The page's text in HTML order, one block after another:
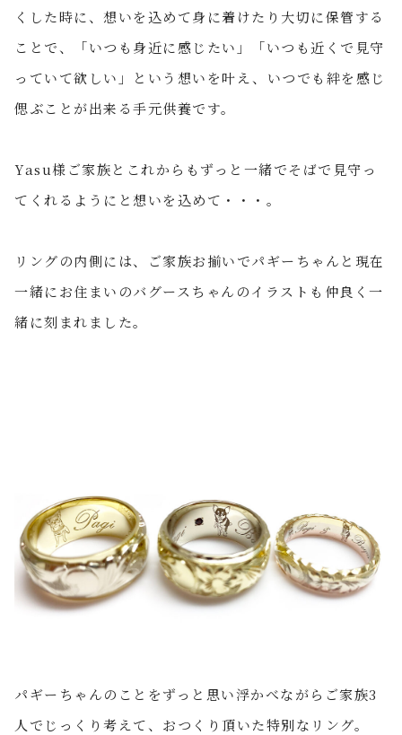
くした時に、想いを込めて身に着けたり大切に保管する
ことで、「いつも身近に感じたい」「いつも近くで見守
っていて欲しい」という想いを叶え、いつでも絆を感じ
偲ぶことが出来る手元供養です。
Yasu様ご家族とこれからもずっと一緒でそばで見守っ
てくれるようにと想いを込めて・・・。
リングの内側には、ご家族お揃いでパギーちゃんと現在
一緒にお住まいのバグースちゃんのイラストも仲良く一
緒に刻まれました。
パギーちゃんのことをずっと思い浮かべながらご家族3
人でじっくり考えて、おつくり頂いた特別なリング。